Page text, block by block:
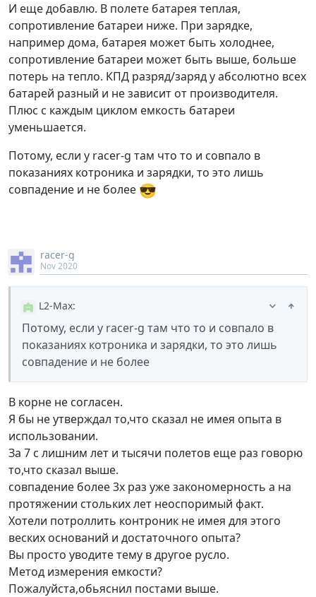
И еще добавлю. В полете батарея теплая,
сопротивление батареи ниже. При зарядке,
например дома, батарея может быть холоднее,
сопротивление батареи может быть выше, больше
потерь на тепло. КПД разряд/заряд у абсолютно всех
батарей разный и не зависит от производителя.
Плюс с каждым циклом емкость батареи
уменьшается.
Потому, если у racer-g там что то и совпало в
показаниях котроника и зарядки, то это лишь
совпадение и не более 😎
racer-g
Nov 2020
L2-Max:
Потому, если у racer-g там что то и совпало в
показаниях котроника и зарядки, то это лишь
совпадение и не более
В корне не согласен.
Я бы не утверждал то,что сказал не имея опыта в
использовании.
За 7 с лишним лет и тысячи полетов еще раз говорю
то,что сказал выше.
совпадение более 3х раз уже закономерность а на
протяжении стольких лет неоспоримый факт.
Хотели потроллить контроник не имея для этого
веских оснований и достаточного опыта?
Вы просто уводите тему в другое русло.
Метод измерения емкости?
Пожалуйста,обьяснил постами выше.